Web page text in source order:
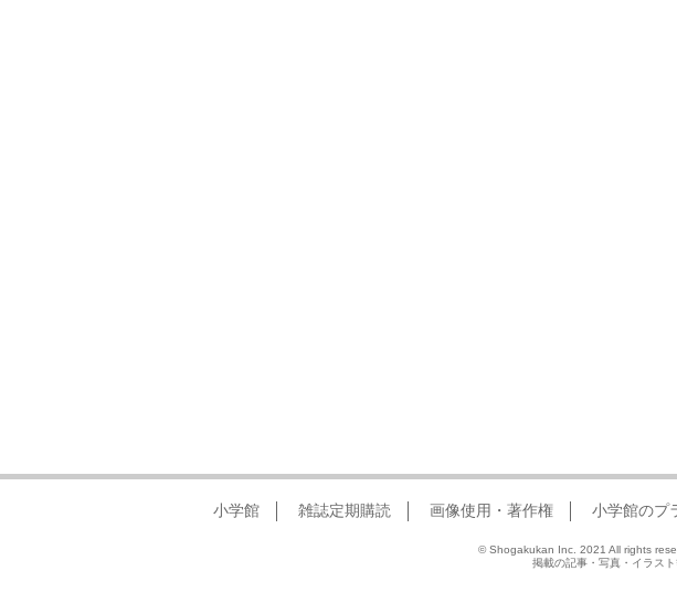
小学館 雑誌定期購読 画像使用・著作権 小学館のプ
© Shogakukan Inc. 2021 All rights
掲載の記事・写真・イラス